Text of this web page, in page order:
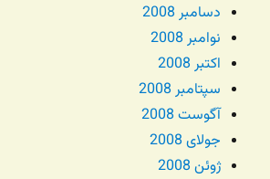
دسامبر 2008
نوامبر 2008
اکتبر 2008
سپتامبر 2008
آگوست 2008
جولای 2008
ژوئن 2008